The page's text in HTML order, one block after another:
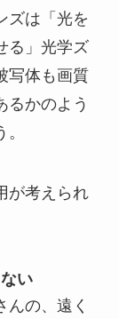
ズは「光を
る」光学ズ
写体も画質
るかのよう
が考えられ
い
んの、遠く